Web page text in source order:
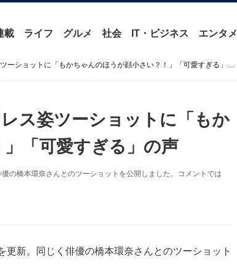
載 ライフ グルメ 社会 IT・ビジネス エンタメ
上白石萌歌、橋本環奈とのドレス姿ツーショットに「もかちゃんのほうが顔小さい？！」「可愛すぎる」の声
ス姿ツーショットに「もか
「可愛すぎる」の声
の橋本環奈さんとのツーショットを公開しました。コメントでは
新。同じく俳優の橋本環奈さんとのツーショット